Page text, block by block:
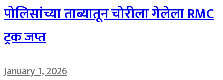
पोलिसांच्या ताब्यातून चोरीला गेलेला RMC
ट्रक जप्त
January 1, 2026